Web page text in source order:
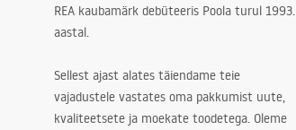
REA kaubamärk debüteeris Poola turul 1993.
aastal.
Sellest ajast alates täiendame teie
vajadustele vastates oma pakkumist uute,
kvaliteetsete ja moekate toodetega. Oleme